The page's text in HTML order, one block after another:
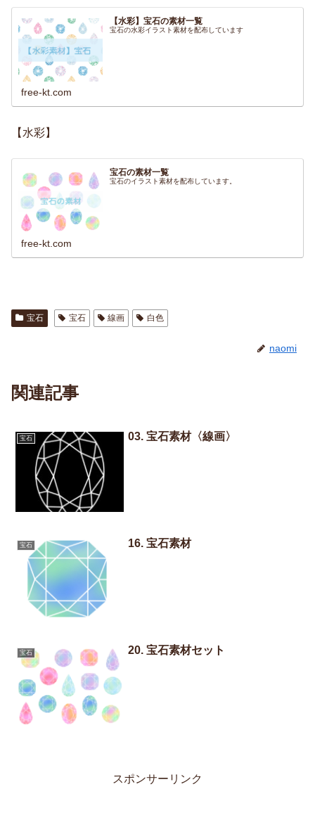
【水彩】宝石の素材一覧
宝石の水彩イラスト素材を配布しています
free-kt.com
【水彩】
宝石の素材一覧
宝石のイラスト素材を配布しています。
free-kt.com
宝石 宝石 線画 白色
naomi
関連記事
宝石 03. 宝石素材〈線画〉
宝石 16. 宝石素材
宝石 20. 宝石素材セット
スポンサーリンク